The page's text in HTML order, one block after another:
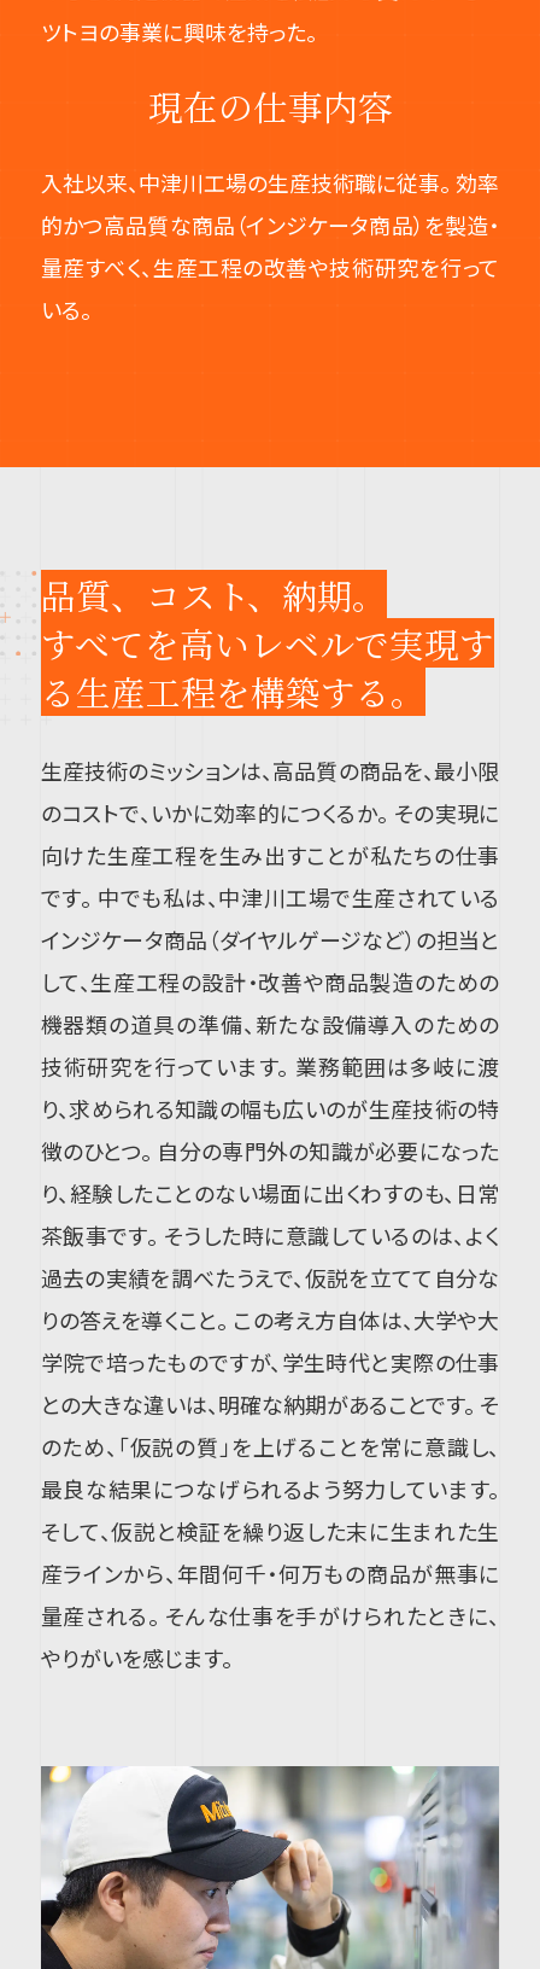
ツトヨの事業に興味を持った。
現在の仕事内容
入社以来、中津川工場の生産技術職に従事。 効率
的かつ高品質な商品（インジケータ商品）を製造・
量産すべく、生産工程の改善や技術研究を行って
いる。
品質、コスト、納期。
すべてを高いレベルで実現す
る生産工程を構築する。
生産技術のミッションは、高品質の商品を、最小限
のコストで、いかに効率的につくるか。 その実現に
向けた生産工程を生み出すことが私たちの仕事
です。 中でも私は、中津川工場で生産されている
インジケータ商品（ダイヤルゲージなど）の担当と
して、生産工程の設計・改善や商品製造のための
機器類の道具の準備、新たな設備導入のための
技術研究を行っています。 業務範囲は多岐に渡
り、求められる知識の幅も広いのが生産技術の特
徴のひとつ。 自分の専門外の知識が必要になった
り、経験したことのない場面に出くわすのも、日常
茶飯事です。 そうした時に意識しているのは、よく
過去の実績を調べたうえで、仮説を立てて自分な
りの答えを導くこと。 この考え方自体は、大学や大
学院で培ったものですが、学生時代と実際の仕事
との大きな違いは、明確な納期があることです。 そ
のため、「仮説の質」を上げることを常に意識し、
最良な結果につなげられるよう努力しています。
そして、仮説と検証を繰り返した末に生まれた生
産ラインから、年間何千・何万もの商品が無事に
量産される。 そんな仕事を手がけられたときに、
やりがいを感じます。